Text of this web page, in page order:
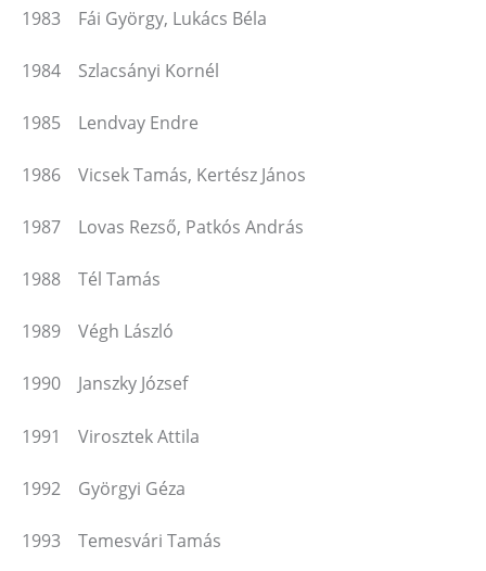
1983 Fái György, Lukács Béla
1984 Szlacsányi Kornél
1985 Lendvay Endre
1986 Vicsek Tamás, Kertész János
1987 Lovas Rezső, Patkós András
1988 Tél Tamás
1989 Végh László
1990 Janszky József
1991 Virosztek Attila
1992 Györgyi Géza
1993 Temesvári Tamás